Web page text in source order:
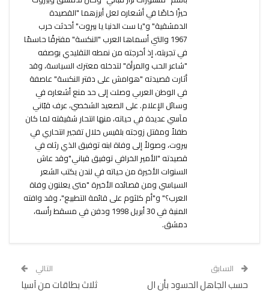
حيزًا خاصًا في أشعاره لعل أبرزهما "القصيدة
الدمشقية" و"يا ست الدنيا يا بيروت" أحدثت حرب
1967 والتي أسماها العرب "النكسة" مفترقًا حاسمًا
في تجربته، إذ أخرجته من نمطه التقليدي بوصفه
"شاعر الحب والمرأة" لتدخله معترك السياسة، وقد
أثارت قصيدته "هوامش على دفتر النكسة" عاصفة
في الوطن العربي وصلت إلى حد منع أشعاره في
وسائل الإعلام. على الصعيد الشخصي، عرف قبّاني
مآسي عديدة في حياته، منها انتحار شقيقته لما كان
طفلاً ومقتل زوجته بلقيس خلال تفجير انتحاري في
بيروت، وصولاً إلى وفاة ابنه توفيق الذي رثاه في
قصيدته "الأمير الخرافي توفيق قباني"وقد عاش
السنوات الأخيرة من حياته في لندن يكتب الشعر
السياسي ومن قصائده الأخيرة "متى يعلنون وفاة
العرب؟" و"أم كلثوم على قائمة التطبيع"، وقد وافته
المنية في 30 أبريل 1998 ودفن في مسقط رأسه،
دمشق.
السابق
حسب الجاهل الحسود بأن ال
التالي
ثلاث بطاقات من آسيا